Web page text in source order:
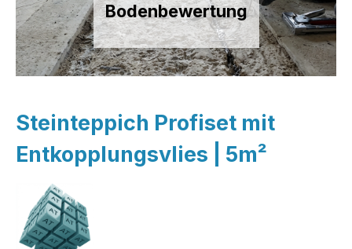
Bodenbewertung
Steinteppich Profiset mit
Entkopplungsvlies | 5m²